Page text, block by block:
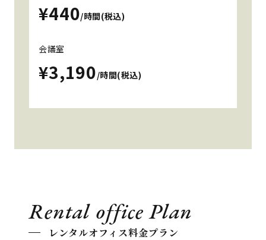
¥440/時間(税込)
会議室
¥3,190/時間(税込)
Rental office Plan
レンタルオフィス料金プラン